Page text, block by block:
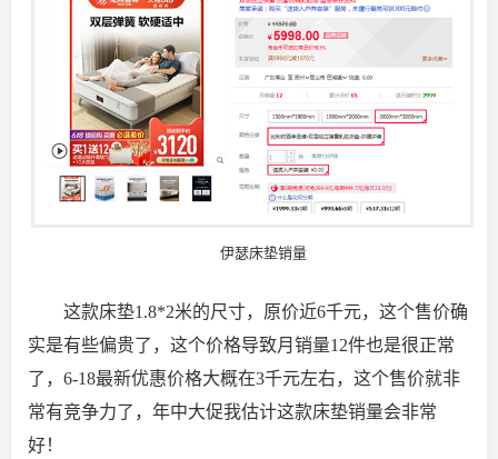
伊瑟床垫销量
这款床垫1.8*2米的尺寸，原价近6千元，这个售价确
实是有些偏贵了，这个价格导致月销量12件也是很正常
了，6-18最新优惠价格大概在3千元左右，这个售价就非
常有竞争力了，年中大促我估计这款床垫销量会非常
好！